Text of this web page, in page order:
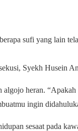
sufi yang lain
Syekh Husein
algojo heran. “Apakah
ingin
sesaat pada